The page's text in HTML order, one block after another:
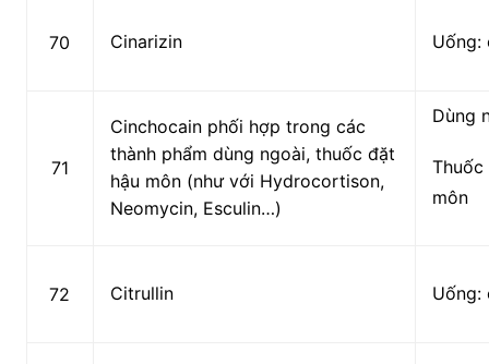
70 Cinarizin Uống:
71
Cinchocain phối hợp trong các
thành phẩm dùng ngoài, thuốc đặt
hậu môn (như với Hydrocortison,
Neomycin, Esculin…)
Dùng
Thuốc
môn
72 Citrullin Uống: